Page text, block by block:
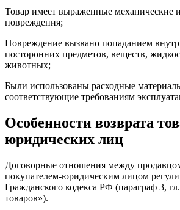
Товар имеет выраженные механические
повреждения;
Повреждение вызвано попаданием
посторонних предметов, веществ,
животных;
Были использованы расходные
соответствующие требованиям
Особенности возврата
юридических лиц
Договорные отношения между
покупателем-юридическим лицом
Гражданского кодекса РФ (параграф 3,
товаров»).